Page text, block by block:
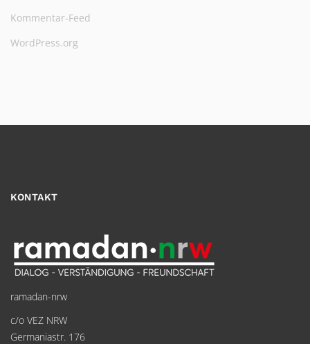
Kommentar-Feed
WordPress.org
KONTAKT
ramadan-nrw
c/o VEZ NRW
Germaniastr. 176